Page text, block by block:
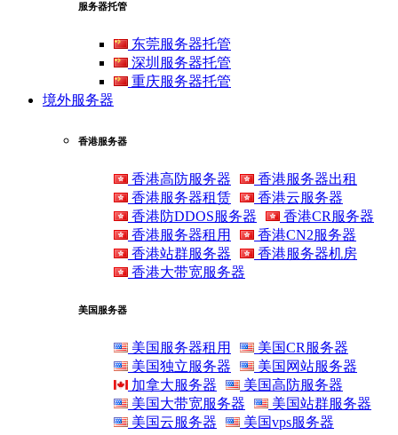
服务器托管
东莞服务器托管
深圳服务器托管
重庆服务器托管
境外服务器
香港服务器
香港高防服务器
香港服务器出租
香港服务器租赁
香港云服务器
香港防DDOS服务器
香港CR服务器
香港服务器租用
香港CN2服务器
香港站群服务器
香港服务器机房
香港大带宽服务器
美国服务器
美国服务器租用
美国CR服务器
美国独立服务器
美国网站服务器
加拿大服务器
美国高防服务器
美国大带宽服务器
美国站群服务器
美国云服务器
美国vps服务器